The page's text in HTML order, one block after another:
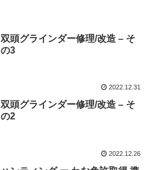
双頭グラインダー修理/改造 – そ
の3
2022.12.31
双頭グラインダー修理/改造 – そ
の2
2022.12.26